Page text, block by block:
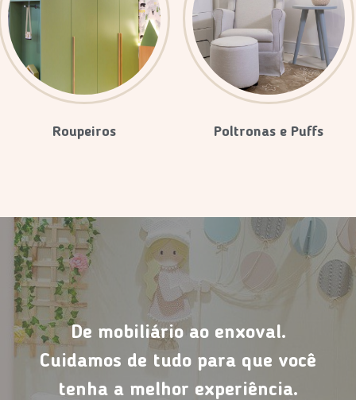
Roupeiros Poltronas e Puffs
De mobiliário ao enxoval.
Cuidamos de tudo para que você
tenha a melhor experiência.